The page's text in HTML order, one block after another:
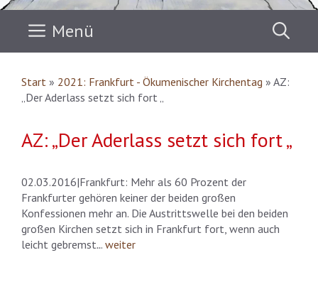
Menü
Start » 2021: Frankfurt - Ökumenischer Kirchentag » AZ:
„Der Aderlass setzt sich fort „
AZ: „Der Aderlass setzt sich fort „
02.03.2016|Frankfurt: Mehr als 60 Prozent der
Frankfurter gehören keiner der beiden großen
Konfessionen mehr an. Die Austrittswelle bei den beiden
großen Kirchen setzt sich in Frankfurt fort, wenn auch
leicht gebremst... weiter